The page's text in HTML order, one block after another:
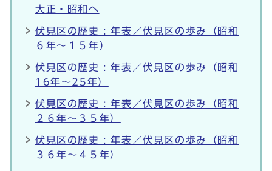
大正・昭和へ
伏見区の歴史 : 年表／伏見区の歩み（昭和
６年～１５年）
伏見区の歴史 : 年表／伏見区の歩み（昭和
16年～25年）
伏見区の歴史 : 年表／伏見区の歩み（昭和
２６年～３５年）
伏見区の歴史 : 年表／伏見区の歩み（昭和
３６年～４５年）